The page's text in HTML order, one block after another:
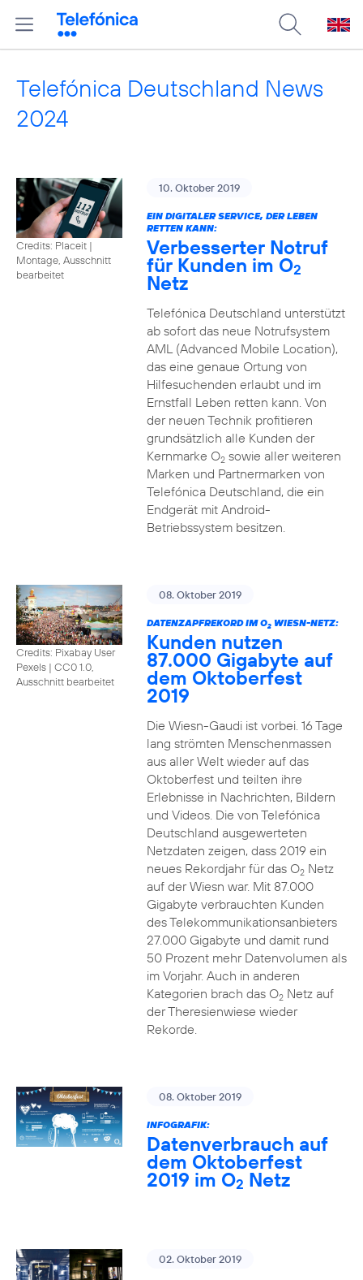
Telefónica Deutschland News
2024
Credits: Placeit |
Montage, Ausschnitt
bearbeitet
10. Oktober 2019
EIN DIGITALER SERVICE, DER LEBEN
RETTEN KANN:
Verbesserter Notruf
für Kunden im O2
Netz
Telefónica Deutschland unterstützt
ab sofort das neue Notrufsystem
AML (Advanced Mobile Location),
das eine genaue Ortung von
Hilfesuchenden erlaubt und im
Ernstfall Leben retten kann. Von
der neuen Technik profitieren
grundsätzlich alle Kunden der
Kernmarke O2sowie aller weiteren
Marken und Partnermarken von
Telefónica Deutschland, die ein
Endgerät mit Android-
Betriebssystem besitzen.
Credits: Pixabay User
Pexels | CC0 1.0,
Ausschnitt bearbeitet
08. Oktober 2019
DATENZAPFREKORD IM O2WIESN-NETZ:
Kunden nutzen
87.000 Gigabyte auf
dem Oktoberfest
2019
Die Wiesn-Gaudi ist vorbei. 16 Tage
lang strömten Menschenmassen
aus aller Welt wieder auf das
Oktoberfest und teilten ihre
Erlebnisse in Nachrichten, Bildern
und Videos. Die von Telefónica
Deutschland ausgewerteten
Netzdaten zeigen, dass 2019 ein
neues Rekordjahr für das O2Netz
auf der Wiesn war. Mit 87.000
Gigabyte verbrauchten Kunden
des Telekommunikationsanbieters
27.000 Gigabyte und damit rund
50 Prozent mehr Datenvolumen als
im Vorjahr. Auch in anderen
Kategorien brach das O2Netz auf
der Theresienwiese wieder
Rekorde.
08. Oktober 2019
INFOGRAFIK:
Datenverbrauch auf
dem Oktoberfest
2019 im O2 Netz
02. Oktober 2019